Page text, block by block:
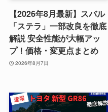
【2026年8月最新】スバル
「ステラ」一部改良を徹底
解説 安全性能が大幅アッ
プ！価格・変更点まとめ
2026年8月7日